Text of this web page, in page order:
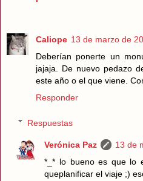
Caliope 13 de marzo de
Deberían ponerte un
jajaja. De nuevo pedazo
este año o el que viene.
Responder
Respuestas
Verónica Paz
13 de
*_* lo bueno es que lo
queplanificar el viaje ;)